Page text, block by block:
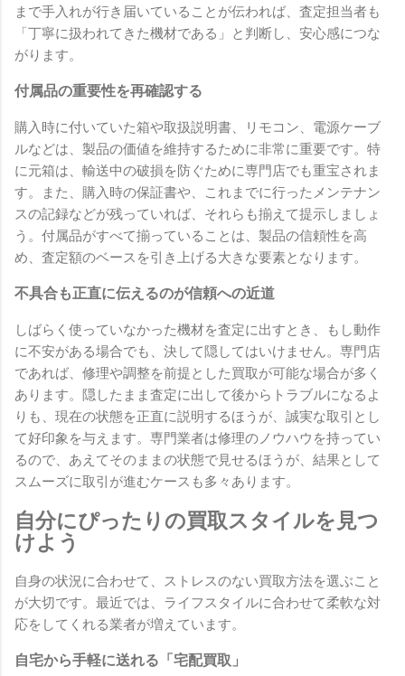
まで手入れが行き届いていることが伝われば、査定担当者も
「丁寧に扱われてきた機材である」と判断し、安心感につな
がります。
付属品の重要性を再確認する
購入時に付いていた箱や取扱説明書、リモコン、電源ケーブ
ルなどは、製品の価値を維持するために非常に重要です。特
に元箱は、輸送中の破損を防ぐために専門店でも重宝されま
す。また、購入時の保証書や、これまでに行ったメンテナン
スの記録などが残っていれば、それらも揃えて提示しましょ
う。付属品がすべて揃っていることは、製品の信頼性を高
め、査定額のベースを引き上げる大きな要素となります。
不具合も正直に伝えるのが信頼への近道
しばらく使っていなかった機材を査定に出すとき、もし動作
に不安がある場合でも、決して隠してはいけません。専門店
であれば、修理や調整を前提とした買取が可能な場合が多く
あります。隠したまま査定に出して後からトラブルになるよ
りも、現在の状態を正直に説明するほうが、誠実な取引とし
て好印象を与えます。専門業者は修理のノウハウを持ってい
るので、あえてそのままの状態で見せるほうが、結果として
スムーズに取引が進むケースも多々あります。
自分にぴったりの買取スタイルを見つ
けよう
自身の状況に合わせて、ストレスのない買取方法を選ぶこと
が大切です。最近では、ライフスタイルに合わせて柔軟な対
応をしてくれる業者が増えています。
自宅から手軽に送れる「宅配買取」